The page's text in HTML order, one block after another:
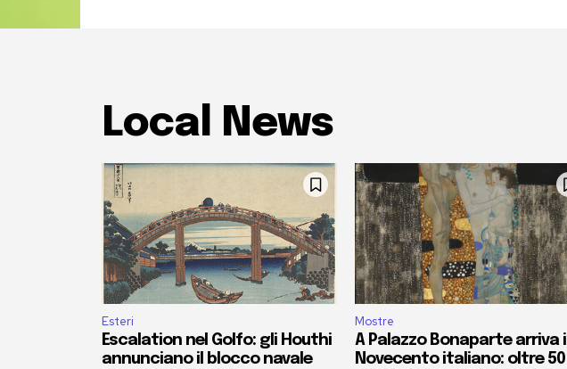
Local News
Esteri
Escalation nel Golfo: gli Houthi
annunciano il blocco navale
Mostre
A Palazzo Bonaparte arriva il
Novecento italiano: oltre 50